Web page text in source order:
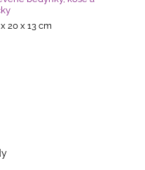
20 x 13 cm